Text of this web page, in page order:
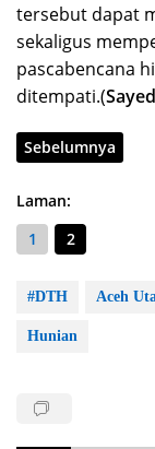
tersebut dapat
sekaligus
pascabencana
ditempati.(
Sebelumnya
Laman:
1
2
#DTH Aceh
Hunian